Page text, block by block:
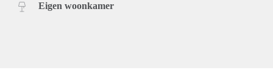
Eigen woonkamer